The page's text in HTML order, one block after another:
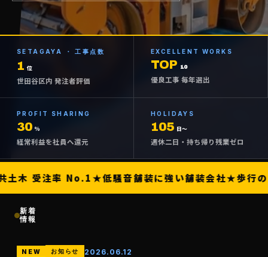
● 現場ビジュアル ／ 東京・世田谷 ／ 右半分に動画掲載予定
SETAGAYA ・ 工事点数
1 位
世田谷区内 発注者評価
EXCELLENT WORKS
TOP 10
優良工事 毎年選出
PROFIT SHARING
30 ％
経常利益を社員へ還元
HOLIDAYS
105 日〜
週休二日・持ち帰り残業ゼロ
土木 受注率 No.1★低騒音舗装に強い舗装会社★歩行の
新着
情報
NEW お知らせ 2026.06.12